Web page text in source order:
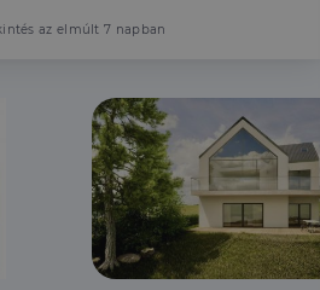
az elmúlt 7 napban